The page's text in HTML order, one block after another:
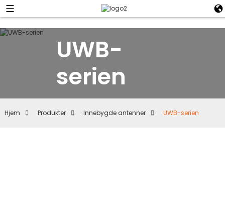
UWB-
serien
Hjem Produkter Innebygde antenner UWB-serien